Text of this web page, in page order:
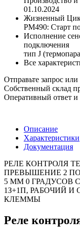
01.10.2024
Жизненный
PM490: Старт
Исполнение
подключения
тип J
Все
Отправьте запрос
Собственный склад
Оперативный ответ и
Описание
Характеристики
Документация
РЕЛЕ КОНТРОЛЯ
ПРЕВЫШЕНИЕ 2
5 MM 0 ГРАДУСОВ
1З+1П, РАБОЧИЙ
КЛЕММЫ
Реле